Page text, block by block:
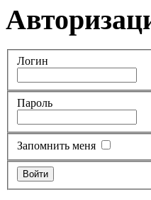
Логин
Пароль
Запомнить меня